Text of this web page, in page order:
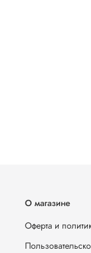
О магазине
Оферта и